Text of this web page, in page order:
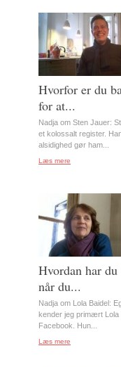
Hvorfor er du
for at...
Nadja om Sten Jauer:
et kolossalt register.
alsidighed gør ham...
Læs mere
Hvordan har du
når du...
Nadja om Lola Baidel:
kender jeg primært Lola
Facebook. Hun...
Læs mere